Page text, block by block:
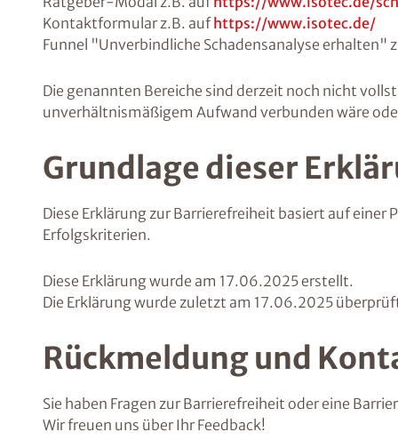
Kontaktformular z.B. auf https://www.isotec.de/
Funnel "Unverbindliche Schadensanalyse erhalten"
Die genannten Bereiche sind derzeit noch nicht
unverhältnismäßigem Aufwand verbunden wäre
Grundlage dieser
Diese Erklärung zur Barrierefreiheit basiert auf
Erfolgskriterien.
Diese Erklärung wurde am 17.06.2025 erstellt.
Die Erklärung wurde zuletzt am 17.06.2025
Rückmeldung und
Sie haben Fragen zur Barrierefreiheit oder eine
Wir freuen uns über Ihr Feedback!